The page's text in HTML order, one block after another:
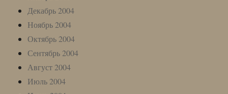
Декабрь 2004
Ноябрь 2004
Октябрь 2004
Сентябрь 2004
Август 2004
Июль 2004